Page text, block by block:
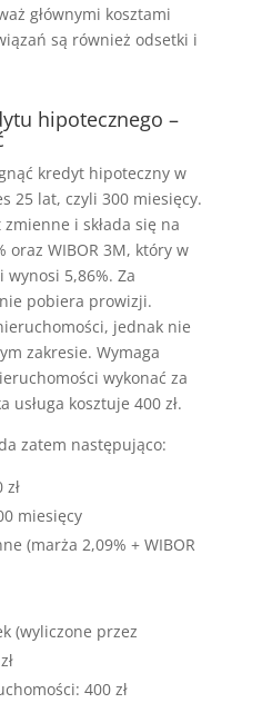
głównymi kosztami
są również odsetki i
hipotecznego –
kredyt hipoteczny w
25 lat, czyli 300 miesięcy.
i składa się na
oraz WIBOR 3M, który w
5,86%. Za
pobiera prowizji.
jednak nie
zakresie. Wymaga
wykonać za
kosztuje 400 zł.
zatem następująco:
miesięcy
(marża 2,09% + WIBOR
(wyliczone przez
400 zł